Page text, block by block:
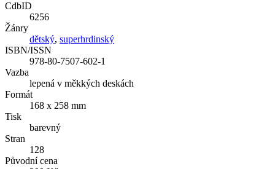
CdbID
6256
Žánry
dětský, superhrdinský
ISBN/ISSN
978-80-7507-602-1
Vazba
lepená v měkkých deskách
Formát
168 x 258 mm
Tisk
barevný
Stran
128
Původní cena